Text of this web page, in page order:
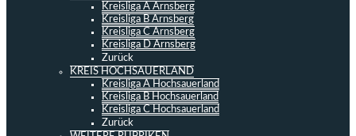
Kreisliga A Arnsberg
Kreisliga B Arnsberg
Kreisliga C Arnsberg
Kreisliga D Arnsberg
Zurück
KREIS HOCHSAUERLAND
Kreisliga A Hochsauerland
Kreisliga B Hochsauerland
Kreisliga C Hochsauerland
Zurück